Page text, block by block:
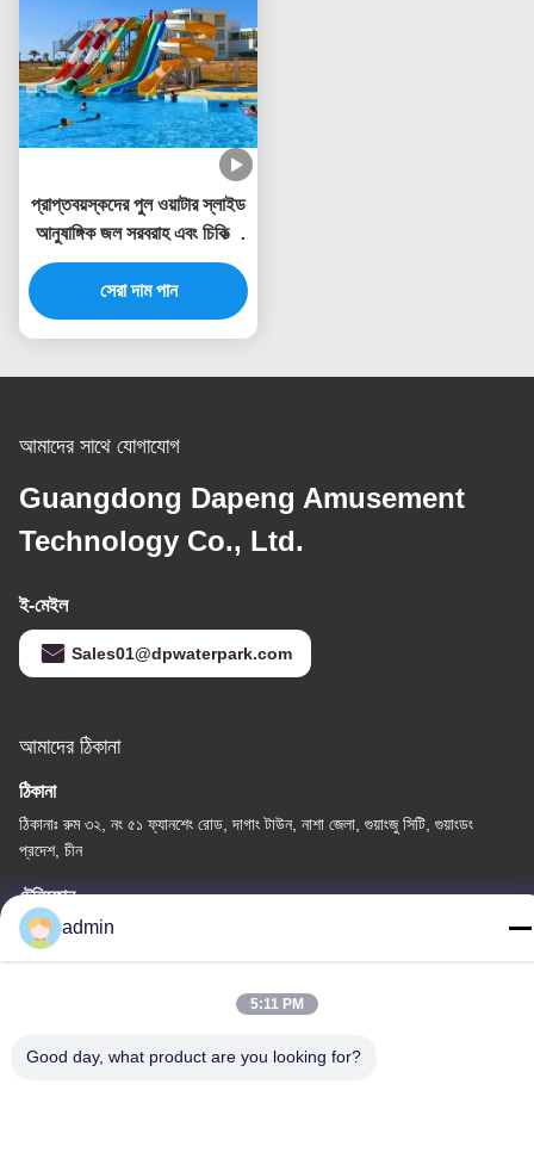
প্রাপ্তবয়স্কদের পুল ওয়াটার স্লাইড
আনুষাঙ্গিক জল সরবরাহ এবং চিকিত্সা
সিস্টেম অন্তর্ভুক্ত
সেরা দাম পান
আমাদের সাথে যোগাযোগ
Guangdong Dapeng Amusement
Technology Co., Ltd.
ই-মেইল
Sales01@dpwaterpark.com
আমাদের ঠিকানা
ঠিকানা
ঠিকানাঃ রুম ৩২, নং ৫১ ফ্যানশেং রোড, দাগাং টাউন, নাশা জেলা, গুয়াংজু সিটি, গুয়াংডং
প্রদেশ, চীন
টেলিফোন
86-20-34989160
গোপনীয়তা নীতি
সাইট ম্যাপ
admin
5:11 PM
Good day, what product are you looking for?